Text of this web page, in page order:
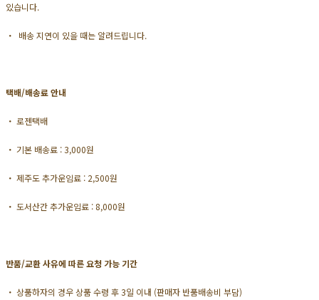
있습니다.
・ 배송 지연이 있을 때는 알려드립니다.
택배/배송료 안내
・ 로젠택배
・ 기본 배송료 : 3,000원
・ 제주도 추가운임료 : 2,500원
・ 도서산간 추가운임료 : 8,000원
반품/교환 사유에 따른 요청 가능 기간
・ 상품하자의 경우 상품 수령 후 3일 이내 (판매자 반품배송비 부담)